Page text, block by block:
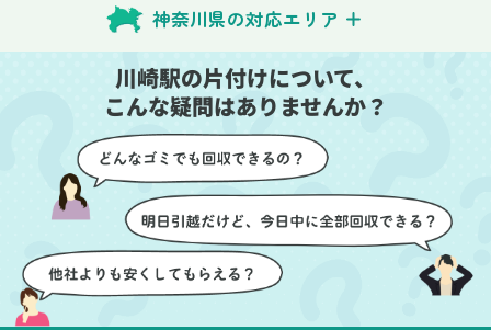
特に、物が散乱していた
部屋の整理や、細かなア
イテムの仕分けを迅速か
つ丁寧に対応していただ
けたのがありがたかった
です。家族それぞれが必
要なものを確認しながら
進めることができ、安心
感を持って作業をお任せ
できました。さらに、作
業終了後には部屋全体を
清掃していただき、まる
で新しい家のような清潔
感に感動しました。
ちらも安心感を持って作
壁や床を傷つけないよう
に細心の注意を払ってい
ただき、家全体がスムー
ズに片付いていくのがと
ても嬉しかったです。作
業が終わった後には、こ
ちらからお願いしなくて
も部屋を簡単に清掃して
いただけたのも好印象で
した。
神奈川県の対応エリア
川崎駅の片付けについて、
こんな疑問はありませんか？